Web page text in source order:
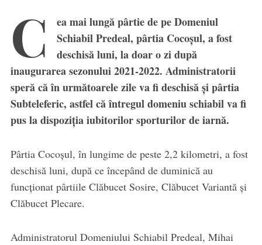
C
ea mai lungă pârtie de pe Domeniul
Schiabil Predeal, pârtia Cocoșul, a fost
deschisă luni, la doar o zi după
inaugurarea sezonului 2021-2022. Administratorii
speră că în următoarele zile va fi deschisă și pârtia
Subteleferic, astfel că întregul domeniu schiabil va fi
pus la dispoziția iubitorilor sporturilor de iarnă.
Pârtia Cocoșul, în lungime de peste 2,2 kilometri, a fost
deschisă luni, după ce începând de duminică au
funcționat pârtiile Clăbucet Sosire, Clăbucet Variantă și
Clăbucet Plecare.
Administratorul Domeniului Schiabil Predeal, Mihai